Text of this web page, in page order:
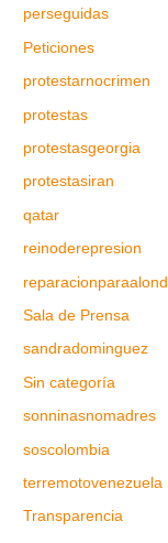
perseguidas
Peticiones
protestarnocrimen
protestas
protestasgeorgia
protestasiran
qatar
reinoderepresion
Sala de Prensa
sandradominguez
Sin categoría
sonninasnomadres
soscolombia
terremotovenezuela
Transparencia